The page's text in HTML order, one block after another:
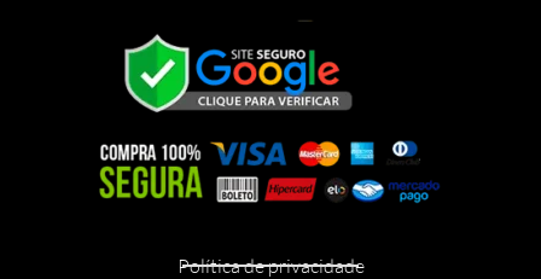
Política de privacidade